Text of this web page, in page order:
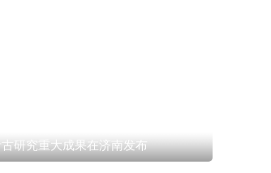
研究重大成果在济南发布